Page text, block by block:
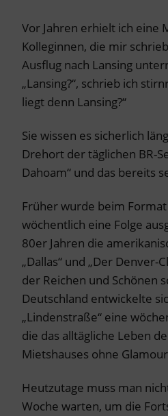
Vor Jahren erhielt ich eine
Kolleginnen, die mir
Ausflug nach Lansing
„Lansing?“, schrieb ich
liegt denn Lansing?“
Sie wissen es sicherlich
Drehort der täglichen BR-
Dahoam“ und das bereits
Früher wurde beim Format
wöchentlich eine Folge
80er Jahren die
„Dallas“ und „Der Denver-
der Reichen und Schönen
Deutschland entwickelte
„Lindenstraße“ eine
die das alltägliche Leben
Mietshauses ohne
Heutzutage muss man
Woche warten, um die